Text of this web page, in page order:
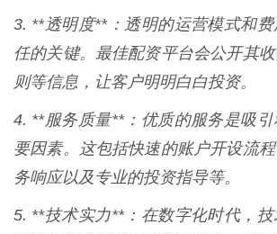
3. **透明度**：透明的运营模式和
任的关键。最佳配资平台会公开其
则等信息，让客户明明白白投资。
4. **服务质量**：优质的服务是吸
要因素。这包括快速的账户开设流
务响应以及专业的投资指导等。
5. **技术实力**：在数字化时代，